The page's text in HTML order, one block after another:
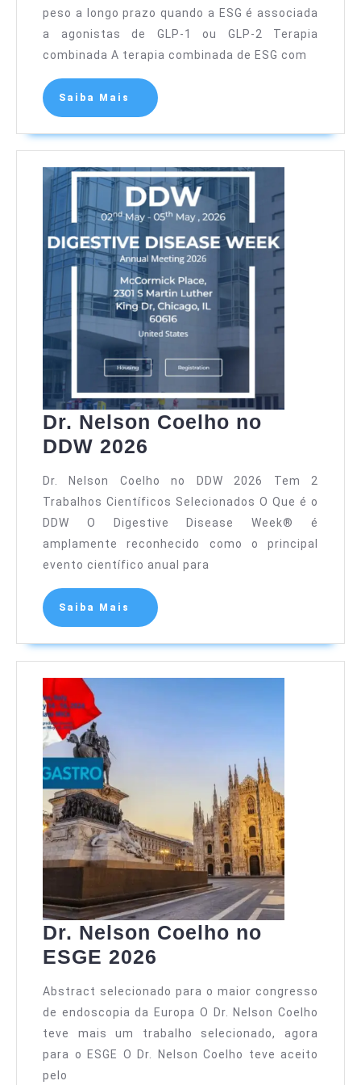
peso a longo prazo quando a ESG é associada
a agonistas de GLP-1 ou GLP-2 Terapia
combinada A terapia combinada de ESG com
Saiba Mais
Dr. Nelson Coelho no
DDW 2026
Dr. Nelson Coelho no DDW 2026 Tem 2
Trabalhos Científicos Selecionados O Que é o
DDW O Digestive Disease Week® é
amplamente reconhecido como o principal
evento científico anual para
Saiba Mais
Dr. Nelson Coelho no
ESGE 2026
Abstract selecionado para o maior congresso
de endoscopia da Europa O Dr. Nelson Coelho
teve mais um trabalho selecionado, agora
para o ESGE O Dr. Nelson Coelho teve aceito
pelo